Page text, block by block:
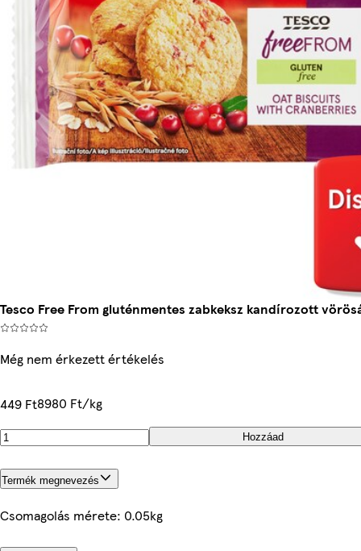
Tesco Free From gluténmentes zabkeksz kandírozott
Még nem érkezett értékelés
449 Ft8980 Ft/kg
Hozzáad
Termék megnevezés
Csomagolás mérete: 0.05kg